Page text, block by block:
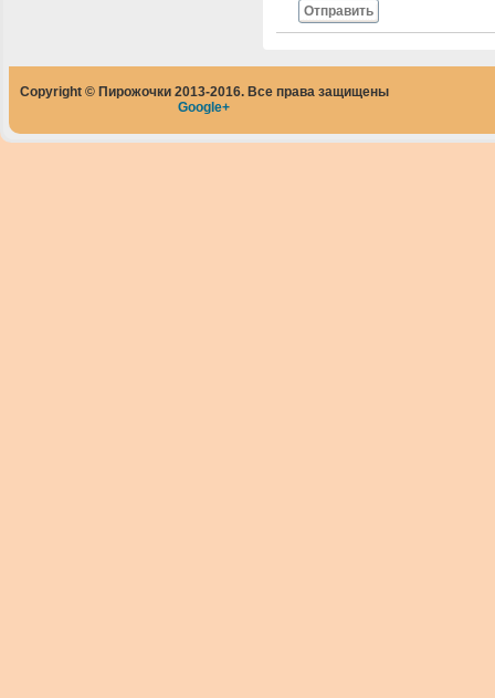
Отправить
Copyright © Пирожочки 2013-2016. Все права защищены
Google+